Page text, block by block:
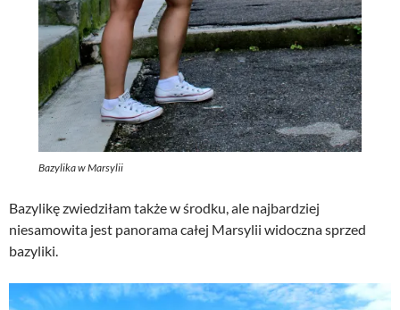
Bazylika w Marsylii
Bazylikę zwiedziłam także w środku, ale najbardziej
niesamowita jest panorama całej Marsylii widoczna sprzed
bazyliki.